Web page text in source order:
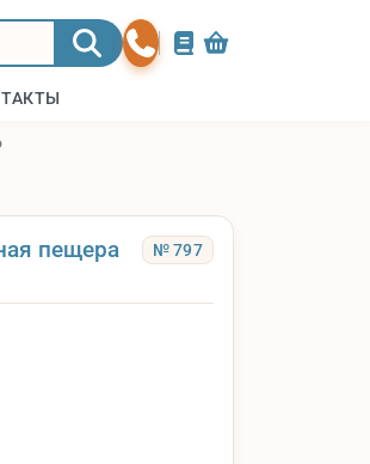
пещера
№ 797